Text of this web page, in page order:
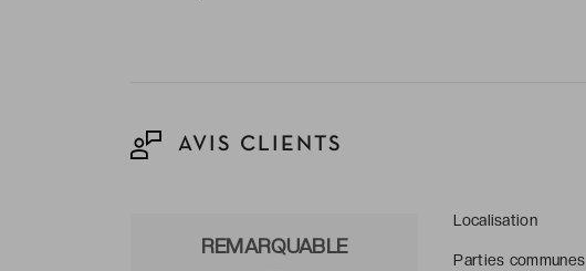
AVIS CLIENTS
REMARQUABLE
Localisation
Parties communes